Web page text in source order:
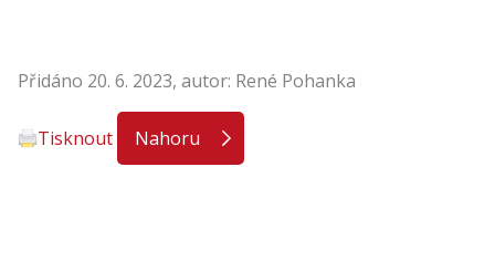
Přidáno 20. 6. 2023, autor: René Pohanka
Tisknout Nahoru